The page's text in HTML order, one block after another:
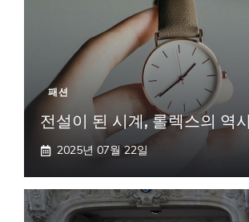
패션
전설이 된 시계, 롤렉스의 역
2025년 07월 22일